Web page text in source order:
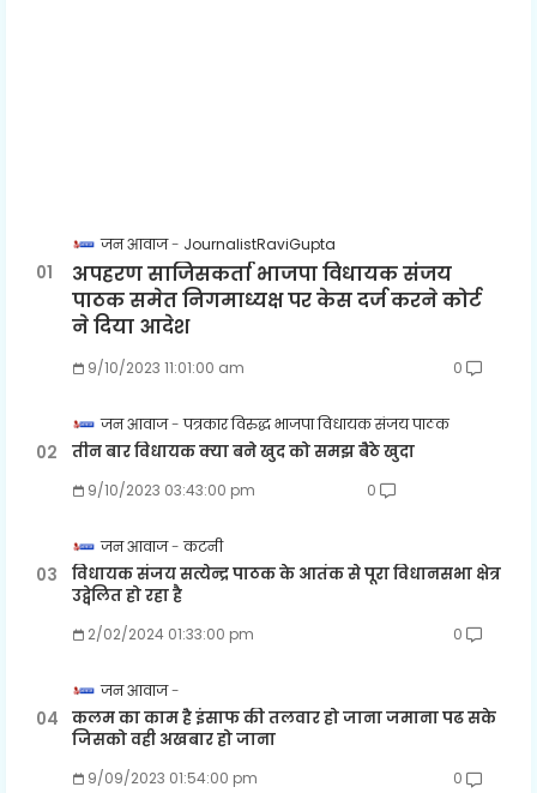
जन आवाज JournalistRaviGupta
अपहरण साजिसकर्ता भाजपा विधायक संजय
पाठक समेत निगमाध्यक्ष पर केस दर्ज करने कोर्ट
ने दिया आदेश
9/10/2023 11:01:00 am 0
जन आवाज पत्रकार विरुद्ध भाजपा विधायक संजय पाठक
तीन बार विधायक क्या बने खुद को समझ बैठे खुदा
9/10/2023 03:43:00 pm 0
जन आवाज कटनी
विधायक संजय सत्येन्द्र पाठक के आतंक से पूरा विधानसभा क्षेत्र
उद्वेलित हो रहा है
2/02/2024 01:33:00 pm 0
जन आवाज
कलम का काम है इंसाफ की तलवार हो जाना जमाना पढ सके
जिसको वही अखबार हो जाना
9/09/2023 01:54:00 pm 0